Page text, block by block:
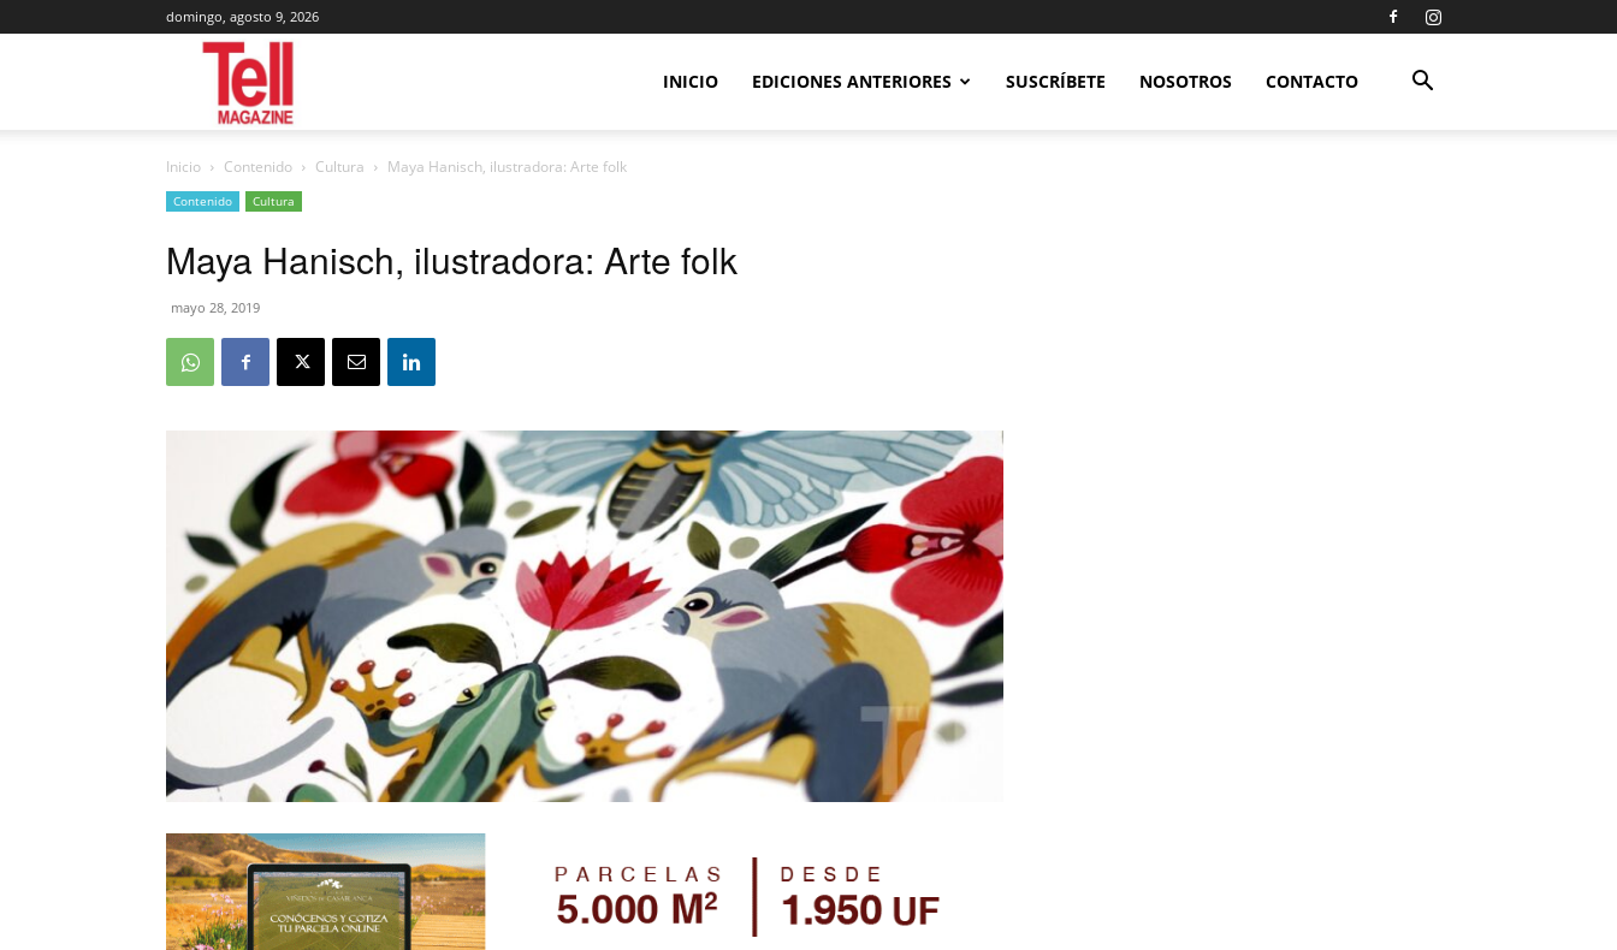
domingo, agosto 9, 2026
Magazine
INICIO EDICIONES ANTERIORES SUSCRÍBETE NOSOTROS CONTACTO
Inicio Contenido Cultura Maya Hanisch, ilustradora: Arte folk
Contenido Cultura
Maya Hanisch, ilustradora: Arte folk
mayo 28, 2019